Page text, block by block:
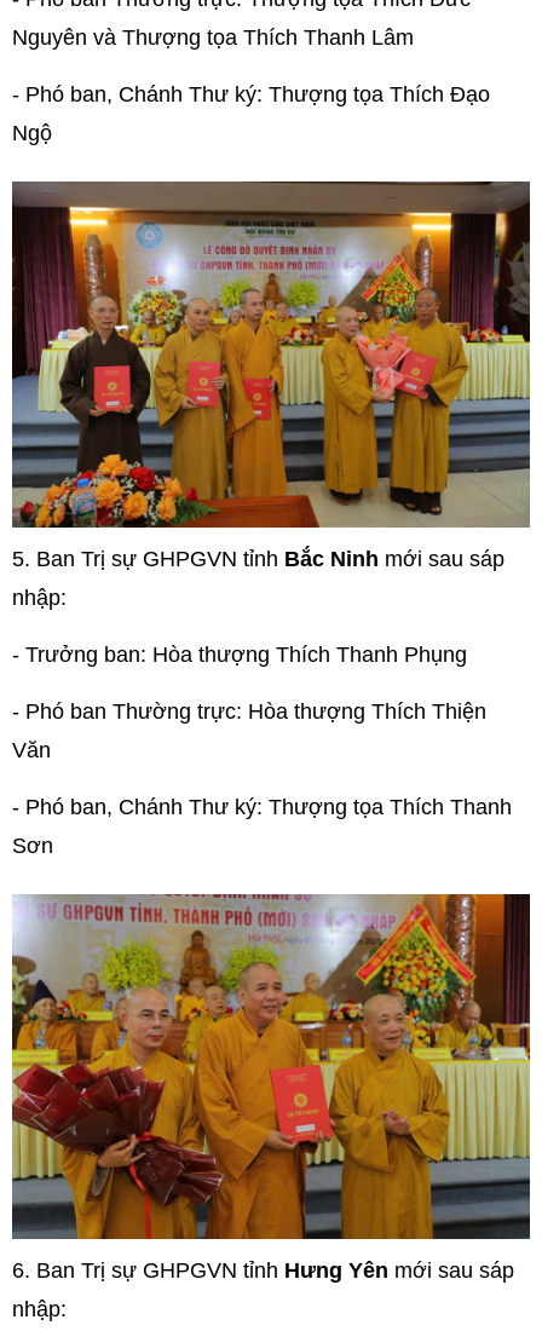
Nguyên và Thượng tọa Thích Thanh Lâm
- Phó ban, Chánh Thư ký: Thượng tọa Thích Đạo
Ngộ
5. Ban Trị sự GHPGVN tỉnh Bắc Ninh mới sau sáp
nhập:
- Trưởng ban: Hòa thượng Thích Thanh Phụng
- Phó ban Thường trực: Hòa thượng Thích Thiện
Văn
- Phó ban, Chánh Thư ký: Thượng tọa Thích Thanh
Sơn
6. Ban Trị sự GHPGVN tỉnh Hưng Yên mới sau sáp
nhập: